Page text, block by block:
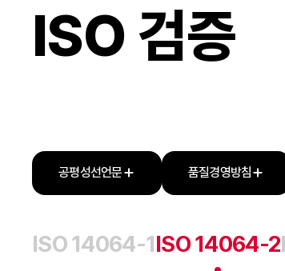
ISO 검증
공평성선언문 품질경영방침
ISO 14064-1ISO 14064-2